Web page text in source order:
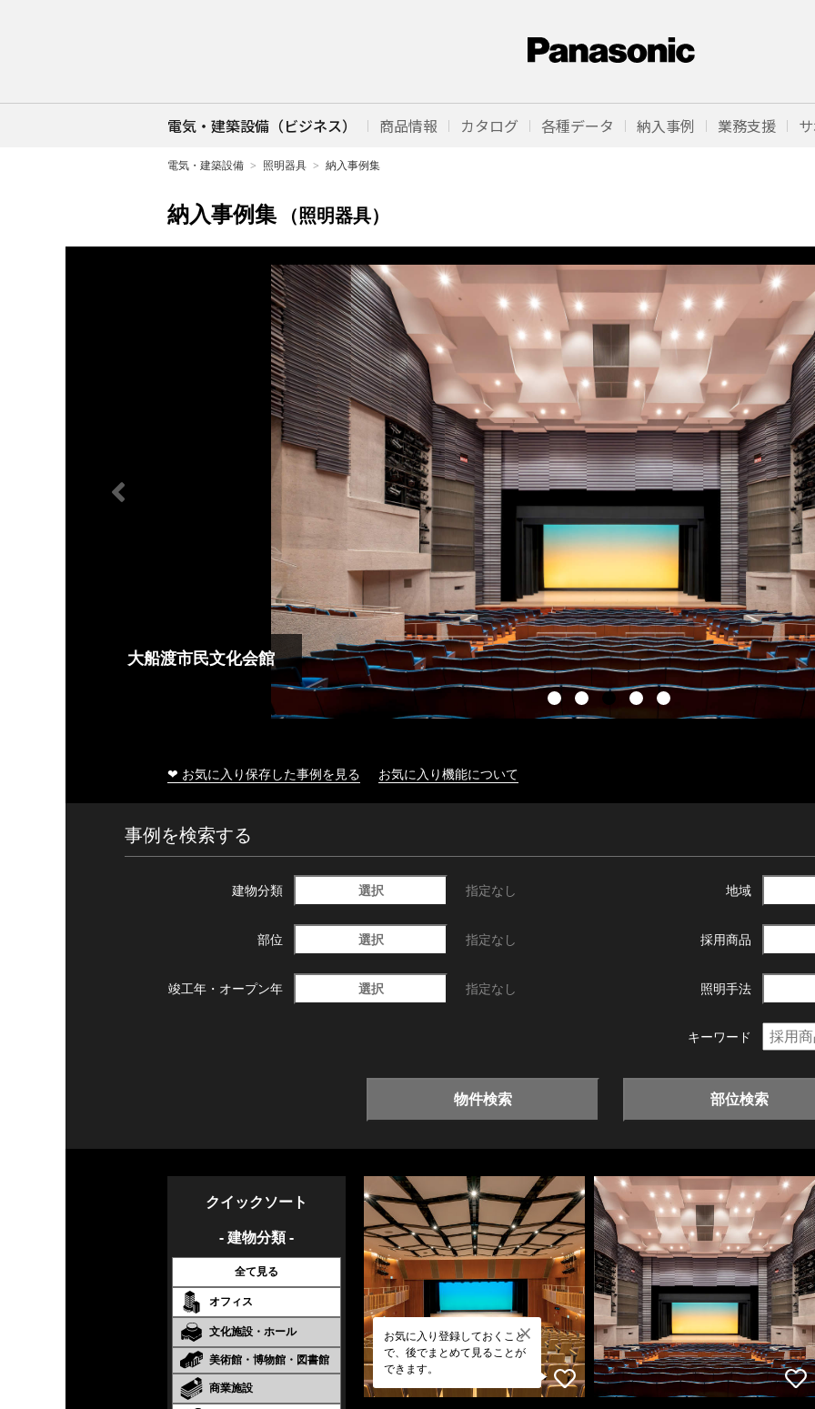
電気・建築設備（ビジネス） 商品情報 カタログ 各種データ 納入事例 業務支援
電気・建築設備 照明器具 納入事例集
納入事例集 （照明器具）
大船渡市民文化会館
❤ お気に入り保存した事例を見る お気に入り機能について
事例を検索する
建物分類 選択 指定なし 地域
部位 選択 指定なし 採用商品
竣工年・ オープン年 選択 指定なし 照明手法
キーワード
物件検索 部位検索
クイックソート
- 建物分類 -
全て見る
オフィス
文化施設・ホール
美術館・博物館・図書館
商業施設
お気に入り登録しておくこと
で、後でまとめて見ることが
できます。